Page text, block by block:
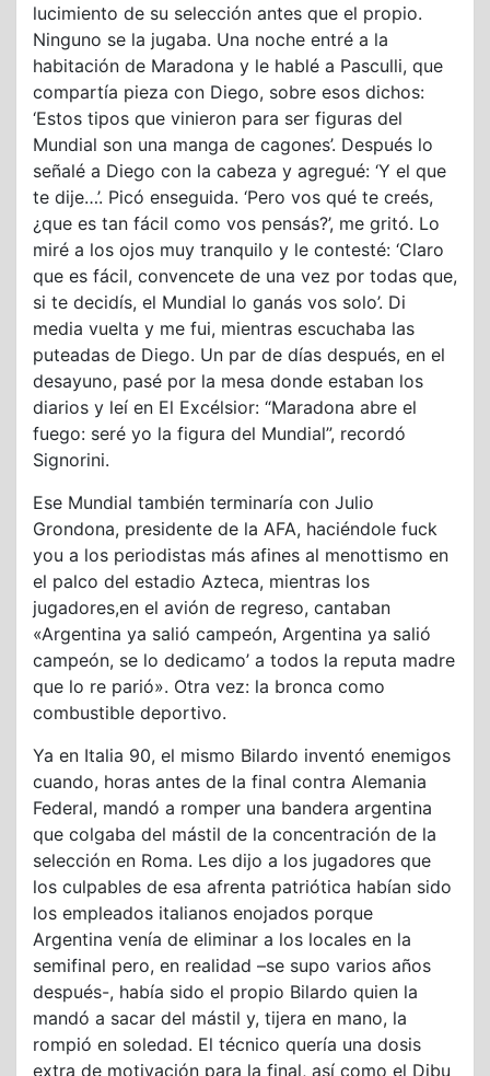
lucimiento de su selección antes que el propio.
Ninguno se la jugaba. Una noche entré a la
habitación de Maradona y le hablé a Pasculli, que
compartía pieza con Diego, sobre esos dichos:
‘Estos tipos que vinieron para ser figuras del
Mundial son una manga de cagones’. Después lo
señalé a Diego con la cabeza y agregué: ‘Y el que
te dije…’. Picó enseguida. ‘Pero vos qué te creés,
¿que es tan fácil como vos pensás?’, me gritó. Lo
miré a los ojos muy tranquilo y le contesté: ‘Claro
que es fácil, convencete de una vez por todas que,
si te decidís, el Mundial lo ganás vos solo’. Di
media vuelta y me fui, mientras escuchaba las
puteadas de Diego. Un par de días después, en el
desayuno, pasé por la mesa donde estaban los
diarios y leí en El Excélsior: “Maradona abre el
fuego: seré yo la figura del Mundial”, recordó
Signorini.
Ese Mundial también terminaría con Julio
Grondona, presidente de la AFA, haciéndole fuck
you a los periodistas más afines al menottismo en
el palco del estadio Azteca, mientras los
jugadores,en el avión de regreso, cantaban
«Argentina ya salió campeón, Argentina ya salió
campeón, se lo dedicamo’ a todos la reputa madre
que lo re parió». Otra vez: la bronca como
combustible deportivo.
Ya en Italia 90, el mismo Bilardo inventó enemigos
cuando, horas antes de la final contra Alemania
Federal, mandó a romper una bandera argentina
que colgaba del mástil de la concentración de la
selección en Roma. Les dijo a los jugadores que
los culpables de esa afrenta patriótica habían sido
los empleados italianos enojados porque
Argentina venía de eliminar a los locales en la
semifinal pero, en realidad –se supo varios años
después-, había sido el propio Bilardo quien la
mandó a sacar del mástil y, tijera en mano, la
rompió en soledad. El técnico quería una dosis
extra de motivación para la final, así como el Dibu